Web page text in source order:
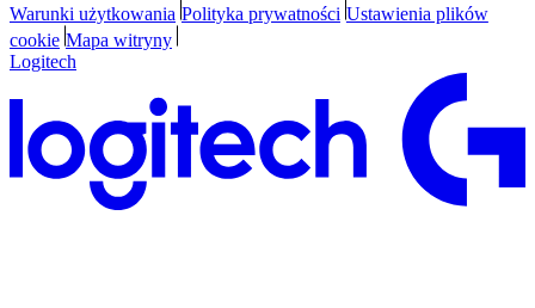
Warunki użytkowania Polityka prywatności Ustawienia plików
cookie Mapa witryny
Logitech